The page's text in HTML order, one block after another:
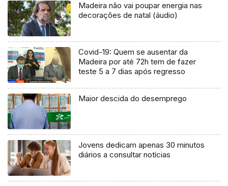
Madeira não vai poupar energia nas
decorações de natal (áudio)
Covid-19: Quem se ausentar da
Madeira por até 72h tem de fazer
teste 5 a 7 dias após regresso
Maior descida do desemprego
Jovens dedicam apenas 30 minutos
diários a consultar notícias